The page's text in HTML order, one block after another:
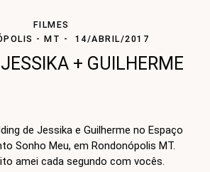
FILMES
- MT
14/ABRIL/2017
+ GUILHERME
de Jessika e Guilherme no Espaço
Sonho Meu, em Rondonópolis MT.
amei cada segundo com vocês.